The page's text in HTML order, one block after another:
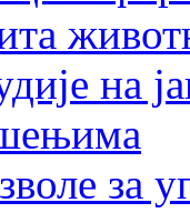
на
за